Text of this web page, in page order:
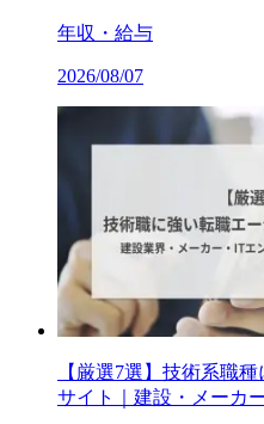
年収・給与
2026/08/07
【厳選7選】技術系職
サイト｜建設・メーカ